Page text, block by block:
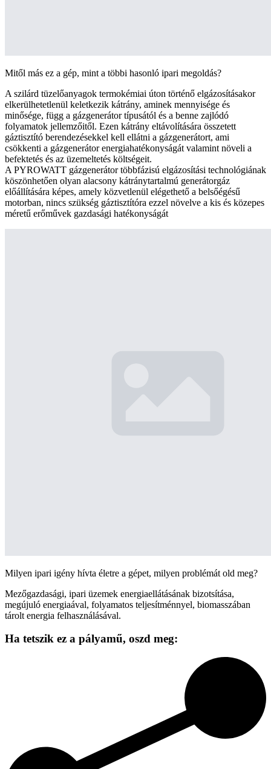
Mitől más ez a gép, mint a többi hasonló ipari megoldás?
A szilárd tüzelőanyagok termokémiai úton történő elgázosításakor
elkerülhetetlenül keletkezik kátrány, aminek mennyisége és
minősége, függ a gázgenerátor típusától és a benne zajlódó
folyamatok jellemzőitől. Ezen kátrány eltávolítására összetett
gáztisztító berendezésekkel kell ellátni a gázgenerátort, ami
csökkenti a gázgenerátor energiahatékonyságát valamint növeli a
befektetés és az üzemeltetés költségeit.
A PYROWATT gázgenerátor többfázisú elgázosítási technológiának
köszönhetően olyan alacsony kátránytartalmú generátorgáz
előállítására képes, amely közvetlenül elégethető a belsőégésű
motorban, nincs szükség gáztisztítóra ezzel növelve a kis és közepes
méretű erőművek gazdasági hatékonyságát
Milyen ipari igény hívta életre a gépet, milyen problémát old meg?
Mezőgazdasági, ipari üzemek energiaellátásának bizotsítása,
megújuló energiaával, folyamatos teljesítménnyel, biomasszában
tárolt energia felhasználásával.
Ha tetszik ez a pályamű, oszd meg: